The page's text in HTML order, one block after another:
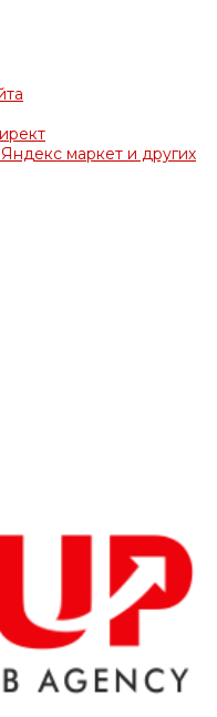
маркет и других